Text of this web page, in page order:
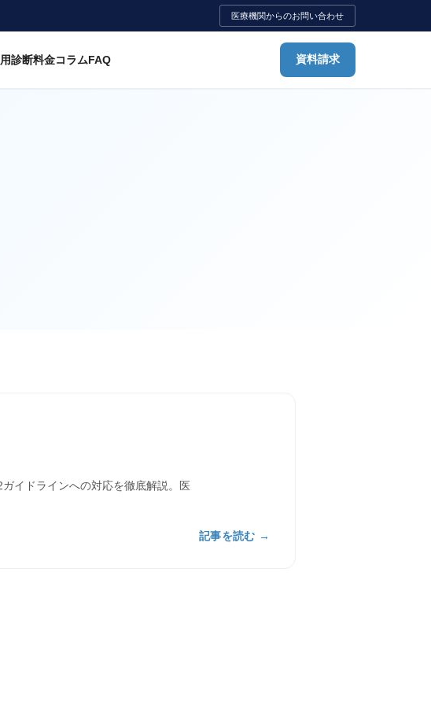
医療機関からのお問い合わせ
診断料金コラムFAQ 資料請求
イドラインへの対応を徹底解説。医
記事を読む →